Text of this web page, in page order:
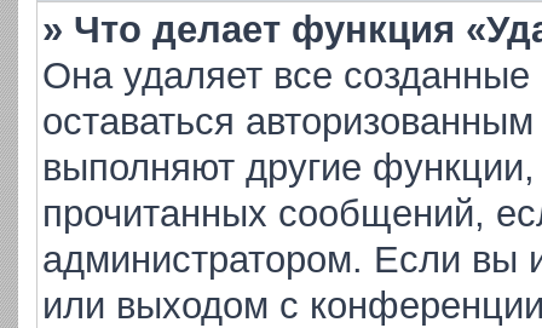
» Что делает функция
Она удаляет все
оставаться
выполняют другие
прочитанных сообщений,
администратором. Если вы
или выходом с